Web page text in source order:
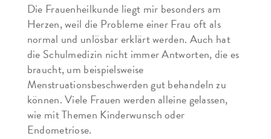
Die Frauenheilkunde liegt mir besonders am
Herzen, weil die Probleme einer Frau oft als
normal und unlösbar erklärt werden. Auch hat
die Schulmedizin nicht immer Antworten, die es
braucht, um beispielsweise
Menstruationsbeschwerden gut behandeln zu
können. Viele Frauen werden alleine gelassen,
wie mit Themen Kinderwunsch oder
Endometriose.